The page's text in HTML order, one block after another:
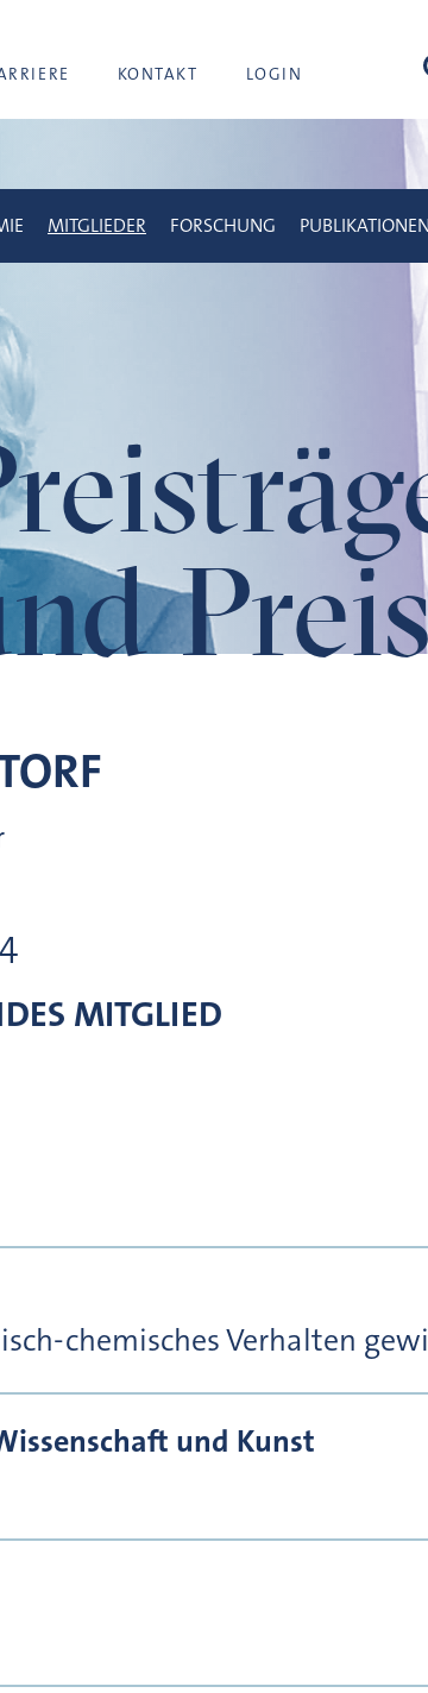
KONTAKT LOGIN
MITGLIEDER FORSCHUNG
MITGLIED
chemisches Verhalten
und Kunst